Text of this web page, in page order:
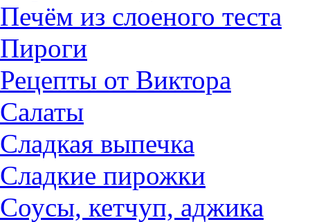
Печём из слоеного теста
Пироги
Рецепты от Виктора
Салаты
Сладкая выпечка
Сладкие пирожки
Соусы, кетчуп, аджика